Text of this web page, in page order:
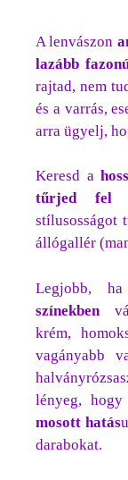
A lenvászon
lazább
rajtad, nem
és a varrás,
arra ügyelj,
Keresd a
tűrjed fel
stílusosságot
állógallér
Legjobb,
színekben
krém,
vagányabb
lényeg,
mosott hatás
darabokat.